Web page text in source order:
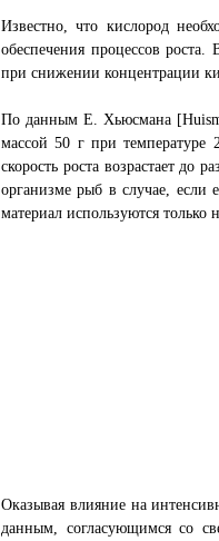
Известно, что кислород
обеспечения процессов
при снижении концентрации
По данным Е. Хьюсмана
массой 50 г при температуре
скорость роста возрастает до
организме рыб в случае, если
материал используются
Оказывая влияние на
данным, согласующимся со